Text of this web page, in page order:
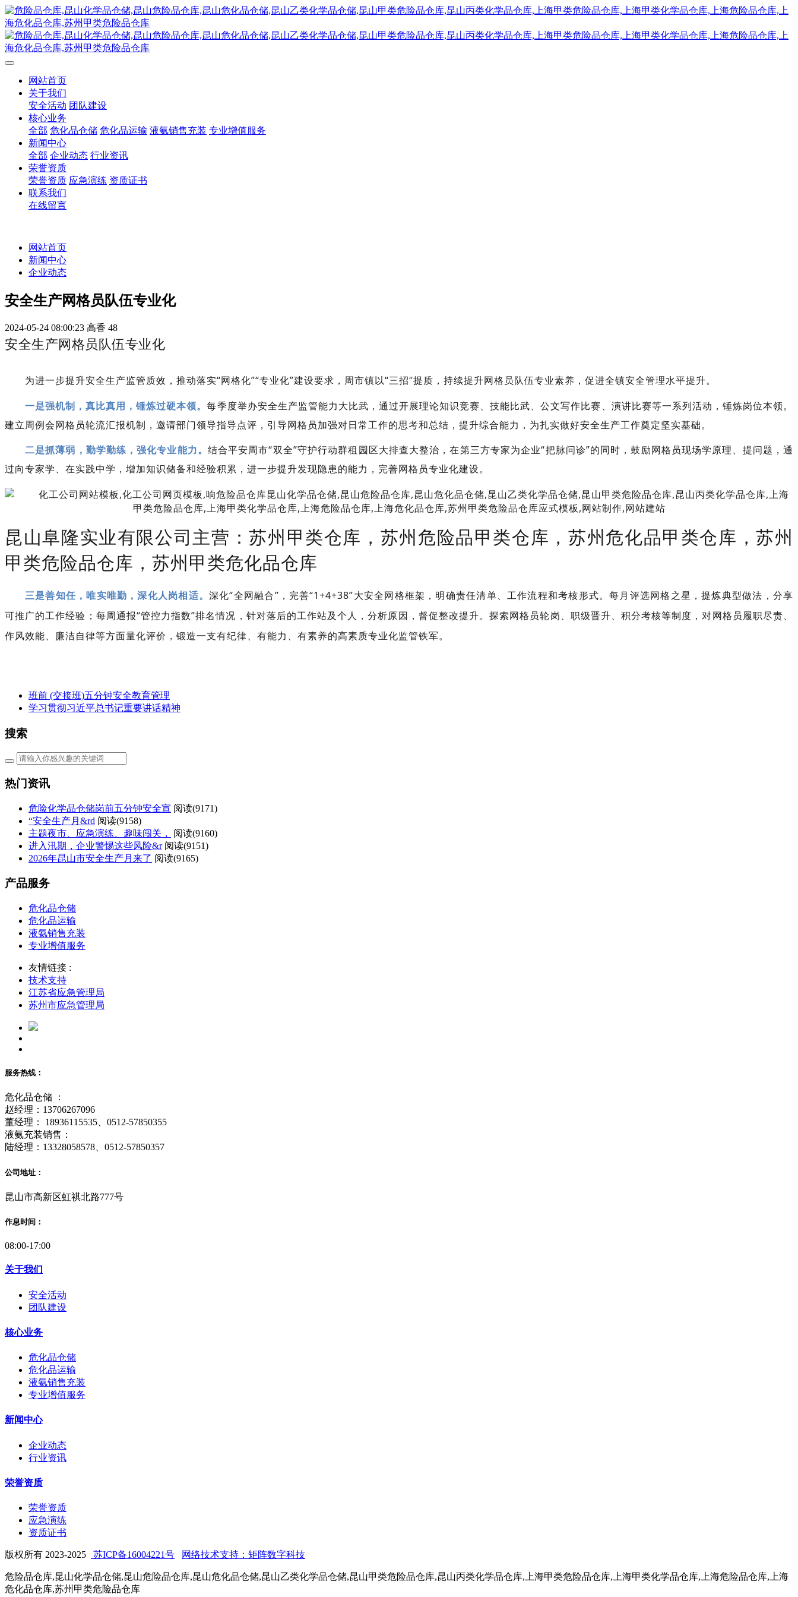
网站首页
关于我们
安全活动 团队建设
核心业务
全部 危化品仓储 危化品运输 液氨销售充装 专业增值服务
新闻中心
全部 企业动态 行业资讯
荣誉资质
荣誉资质 应急演练 资质证书
联系我们
在线留言
网站首页
新闻中心
企业动态
安全生产网格员队伍专业化
2024-05-24 08:00:23 高香 48
安全生产网格员队伍专业化
为进一步提升安全生产监管质效， 推动落实“网格化”“专业化”建设要求， 周市镇以“三招”提质， 持续提升网格员队伍专业素养， 促进全镇安全管理水平提升。
一是强机制，真比真用，锤炼过硬本领。每季度举办安全生产监管能力大比武，通过开展理论知识竞赛、技能比武、公文写作比赛、演讲比赛等一系列活动，锤炼岗位本领。
建立周例会网格员轮流汇报机制，邀请部门领导指导点评，引导网格员加强对日常工作的思考和总结，提升综合能力，为扎实做好安全生产工作奠定坚实基础。
二是抓薄弱，勤学勤练，强化专业能力。 结合平安周市“双全”守护行动群租园区大排查大整治，在第三方专家为企业“把脉问诊”的同时，鼓励网格员现场学原理、提问题，通
过向专家学、在实践中学，增加知识储备和经验积累，进一步提升发现隐患的能力，完善网格员专业化建设。
昆山阜隆实业有限公司主营：苏州甲类仓库，苏州危险品甲类仓库，苏州危化品甲类仓库，苏州
甲类危险品仓库，苏州甲类危化品仓库
三是善知任，唯实唯勤，深化人岗相适。 深化“全网融合”，完善“1+4+38”大安全网格框架，明确责任清单、工作流程和考核形式。每月评选网格之星，提炼典型做法，分享
可推广的工作经验；每周通报“管控力指数”排名情况，针对落后的工作站及个人，分析原因，督促整改提升。探索网格员轮岗、职级晋升、积分考核等制度，对网格员履职尽责、
作风效能、廉洁自律等方面量化评价，锻造一支有纪律、有能力、有素养的高素质专业化监管铁军。
班前 (交接班)五分钟安全教育管理
学习贯彻习近平总书记重要讲话精神
搜索
热门资讯
危险化学品仓储岗前五分钟安全宣 阅读(9171)
“安全生产月&rd 阅读(9158)
主题夜市、应急演练、趣味闯关，
阅读(9160)
进入汛期，企业警惕这些风险&r 阅读(9151)
2026年昆山市安全生产月来了 阅读(9165)
产品服务
危化品仓储
危化品运输
液氨销售充装
专业增值服务
友情链接 :
技术支持
江苏省应急管理局
苏州市应急管理局
服务热线：
危化品仓储 ：
赵经理：13706267096
董经理： 18936115535、0512-57850355
液氨充装销售：
陆经理：13328058578、0512-57850357
公司地址：
昆山市高新区虹祺北路777号
作息时间：
08:00-17:00
关于我们
安全活动
团队建设
核心业务
危化品仓储
危化品运输
液氨销售充装
专业增值服务
新闻中心
企业动态
行业资讯
荣誉资质
荣誉资质
应急演练
资质证书
版权所有 2023-2025 苏ICP备16004221号 网络技术支持：矩阵数字科技
危险品仓库,昆山化学品仓储,昆山危险品仓库,昆山危化品仓储,昆山乙类化学品仓储,昆山甲类危险品仓库,昆山丙类化学品仓库,上海甲类危险品仓库,上海甲类化学品仓库,上海危险品仓库,上海
危化品仓库,苏州甲类危险品仓库